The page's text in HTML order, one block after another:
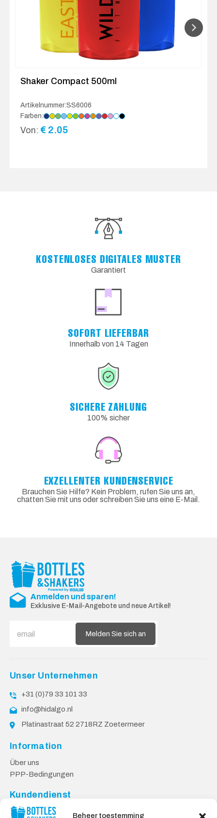
Beheer toestemming
Shaker Compact 500ml
Artikelnummer:SS6006
Farben:
Von: € 2.05
KOSTENLOSES DIGITALES MUSTER
Garantiert
SOFORT LIEFERBAR
Innerhalb von 14 Tagen
SICHERE ZAHLUNG
100% sicher
EXZELLENTER KUNDENSERVICE
Brauchen Sie Hilfe? Kein Problem, rufen Sie uns an,
chatten Sie mit uns oder schreiben Sie uns eine E-Mail.
Anmelden und sparen!
Exklusive E-Mail-Angebote und neue Artikel!
Melden Sie sich an
Unser Unternehmen
+31 (0)79 33 101 33
info@hidalgo.nl
Platinastraat 52 2718RZ Zoetermeer
Information
Über uns
PPP-Bedingungen
Kundendienst
Kontakt